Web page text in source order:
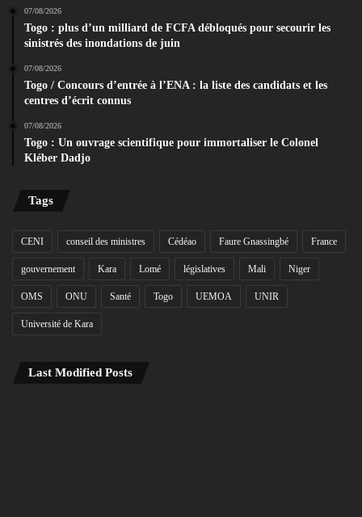
07/08/2026
Togo : plus d’un milliard de FCFA débloqués pour secourir les
sinistrés des inondations de juin
07/08/2026
Togo / Concours d’entrée à l’ENA : la liste des candidats et les
centres d’écrit connus
07/08/2026
Togo : Un ouvrage scientifique pour immortaliser le Colonel
Kléber Dadjo
Tags
CENI conseil des ministres Cédéao Faure Gnassingbé France
gouvernement Kara Lomé législatives Mali Niger
OMS ONU Santé Togo UEMOA UNIR
Université de Kara
Last Modified Posts